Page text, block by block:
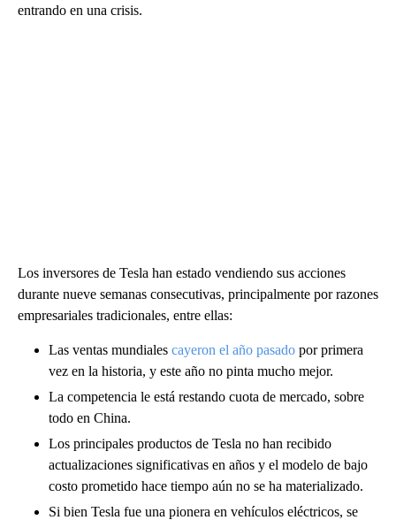
entrando en una crisis.
Los inversores de Tesla han estado vendiendo sus acciones
durante nueve semanas consecutivas, principalmente por razones
empresariales tradicionales, entre ellas:
Las ventas mundiales cayeron el año pasado por primera
vez en la historia, y este año no pinta mucho mejor.
La competencia le está restando cuota de mercado, sobre
todo en China.
Los principales productos de Tesla no han recibido
actualizaciones significativas en años y el modelo de bajo
costo prometido hace tiempo aún no se ha materializado.
Si bien Tesla fue una pionera en vehículos eléctricos, se